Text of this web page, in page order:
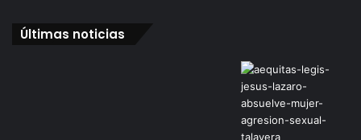
Últimas noticias